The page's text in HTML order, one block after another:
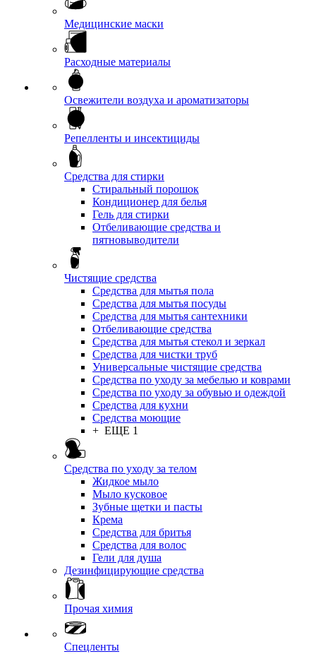
Медицинские маски
Расходные материалы
Освежители воздуха и ароматизаторы
Репелленты и инсектициды
Средства для стирки
Стиральный порошок
Кондиционер для белья
Гель для стирки
Отбеливающие средства и
пятновыводители
Чистящие средства
Средства для мытья пола
Средства для мытья посуды
Средства для мытья сантехники
Отбеливающие средства
Средства для мытья стекол и зеркал
Средства для чистки труб
Универсальные чистящие средства
Средства по уходу за мебелью и коврами
Средства по уходу за обувью и одеждой
Средства для кухни
Средства моющие
+ ЕЩЕ 1
Средства по уходу за телом
Жидкое мыло
Мыло кусковое
Зубные щетки и пасты
Крема
Средства для бритья
Средства для волос
Гели для душа
Дезинфицирующие средства
Прочая химия
Спецленты